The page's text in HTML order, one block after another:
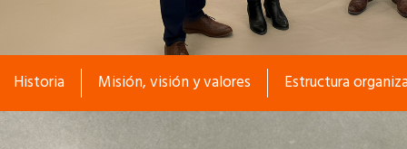
Historia Separador
Misión, visión y valores Separador
Estructura